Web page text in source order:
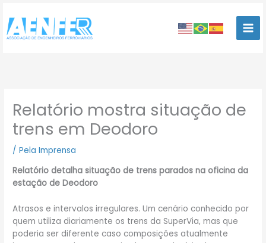
para
conteúdo
Relatório mostra situação de
trens em Deodoro
/Pela Imprensa
Relatório detalha situação de trens parados na oficina da
estação de Deodoro
Atrasos e intervalos irregulares. Um cenário conhecido por
quem utiliza diariamente os trens da SuperVia, mas que
poderia ser diferente caso composições atualmente